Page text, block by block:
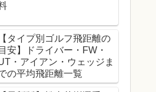
【タイプ別ゴルフ飛距離の
目安】ドライバー・FW・
・アイアン・ウェッジま
の平均飛距離一覧